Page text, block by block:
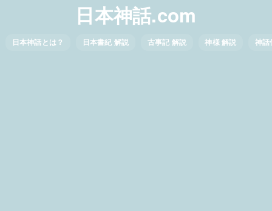
日本神話.com
日本神話とは？ 日本書紀 解説 古事記 解説 神様 解説 神話